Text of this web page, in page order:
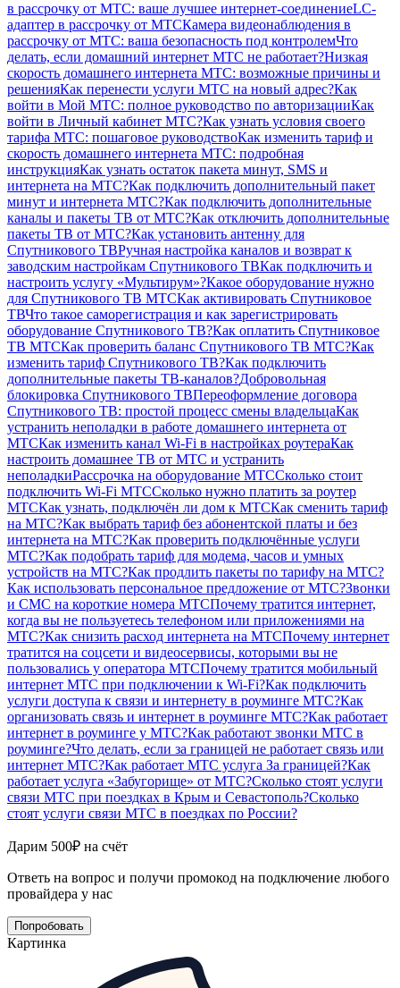
в рассрочку от МТС: ваше лучшее интернет-соединениеLC-
адаптер в рассрочку от МТСКамера видеонаблюдения в
рассрочку от МТС: ваша безопасность под контролемЧто
делать, если домашний интернет МТС не работает?Низкая
скорость домашнего интернета МТС: возможные причины и
решенияКак перенести услуги МТС на новый адрес?Как
войти в Мой МТС: полное руководство по авторизацииКак
войти в Личный кабинет МТС?Как узнать условия своего
тарифа МТС: пошаговое руководствоКак изменить тариф и
скорость домашнего интернета МТС: подробная
инструкцияКак узнать остаток пакета минут, SMS и
интернета на МТС?Как подключить дополнительный пакет
минут и интернета МТС?Как подключить дополнительные
каналы и пакеты ТВ от МТС?Как отключить дополнительные
пакеты ТВ от МТС?Как установить антенну для
Спутникового ТВРучная настройка каналов и возврат к
заводским настройкам Спутникового ТВКак подключить и
настроить услугу «Мультирум»?Какое оборудование нужно
для Спутникового ТВ МТСКак активировать Спутниковое
ТВЧто такое саморегистрация и как зарегистрировать
оборудование Спутникового ТВ?Как оплатить Спутниковое
ТВ МТСКак проверить баланс Спутникового ТВ МТС?Как
изменить тариф Спутникового ТВ?Как подключить
дополнительные пакеты ТВ-каналов?Добровольная
блокировка Спутникового ТВПереоформление договора
Спутникового ТВ: простой процесс смены владельцаКак
устранить неполадки в работе домашнего интернета от
МТСКак изменить канал Wi-Fi в настройках роутераКак
настроить домашнее ТВ от МТС и устранить
неполадкиРассрочка на оборудование МТССколько стоит
подключить Wi-Fi МТССколько нужно платить за роутер
МТСКак узнать, подключён ли дом к МТСКак сменить тариф
на МТС?Как выбрать тариф без абонентской платы и без
интернета на МТС?Как проверить подключённые услуги
МТС?Как подобрать тариф для модема, часов и умных
устройств на МТС?Как продлить пакеты по тарифу на МТС?
Как использовать персональное предложение от МТС?Звонки
и СМС на короткие номера МТСПочему тратится интернет,
когда вы не пользуетесь телефоном или приложениями на
МТС?Как снизить расход интернета на МТСПочему интернет
тратится на соцсети и видеосервисы, которыми вы не
пользовались у оператора МТСПочему тратится мобильный
интернет МТС при подключении к Wi-Fi?Как подключить
услуги доступа к связи и интернету в роуминге МТС?Как
организовать связь и интернет в роуминге МТС?Как работает
интернет в роуминге у МТС?Как работают звонки МТС в
роуминге?Что делать, если за границей не работает связь или
интернет МТС?Как работает МТС услуга За границей?Как
работает услуга «Забугорище» от МТС?Сколько стоят услуги
связи МТС при поездках в Крым и Севастополь?Сколько
стоят услуги связи МТС в поездках по России?
Дарим 500₽ на счёт
Ответь на вопрос и получи промокод на подключение любого
провайдера у нас
Попробовать
Картинка